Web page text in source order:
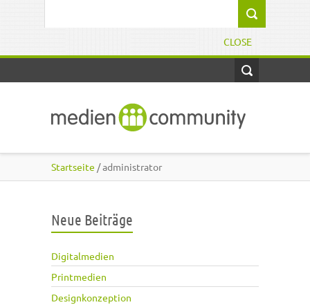
CLOSE
Startseite / administrator
Neue Beiträge
Digitalmedien
Printmedien
Designkonzeption